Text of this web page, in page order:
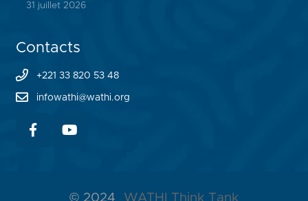
31 juillet 2026
Contacts
+221 33 820 53 48
infowathi@wathi.org
© 2024 WATHI Think Tank